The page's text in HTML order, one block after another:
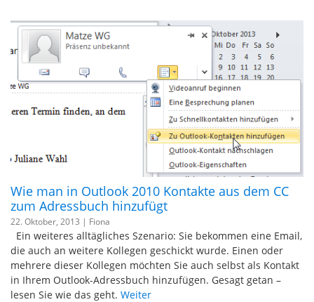
Wie man in Outlook 2010 Kontakte aus dem CC
zum Adressbuch hinzufügt
22. Oktober, 2013 | Fiona
Ein weiteres alltägliches Szenario: Sie bekommen eine Email,
die auch an weitere Kollegen geschickt wurde. Einen oder
mehrere dieser Kollegen möchten Sie auch selbst als Kontakt
in Ihrem Outlook-Adressbuch hinzufügen. Gesagt getan –
lesen Sie wie das geht. Weiter